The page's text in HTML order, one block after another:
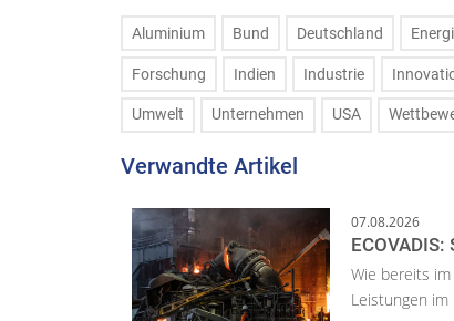
Aluminium Bund Deutschland
Forschung Indien Industrie
Umwelt Unternehmen USA
Verwandte Artikel
07.08.2026
ECOVADIS:
Wie bereits
Leistungen